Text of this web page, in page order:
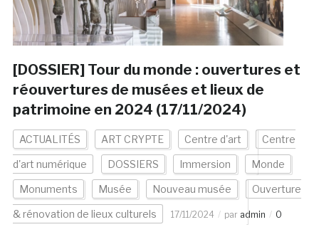
[DOSSIER] Tour du monde : ouvertures et
réouvertures de musées et lieux de
patrimoine en 2024 (17/11/2024)
ACTUALITÉS ART CRYPTE Centre d'art Centre
d'art numérique DOSSIERS Immersion Monde
Monuments Musée Nouveau musée Ouverture
& rénovation de lieux culturels 17/11/2024 par admin
0